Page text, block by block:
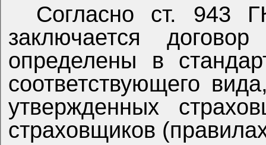
Согласно ст. 943
заключается
определены в
соответствующего
утвержденных
страховщиков